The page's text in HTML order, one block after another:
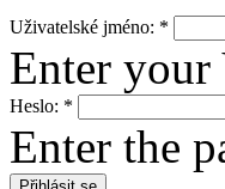
Uživatelské jméno: *
Enter your
Heslo: *
Enter the